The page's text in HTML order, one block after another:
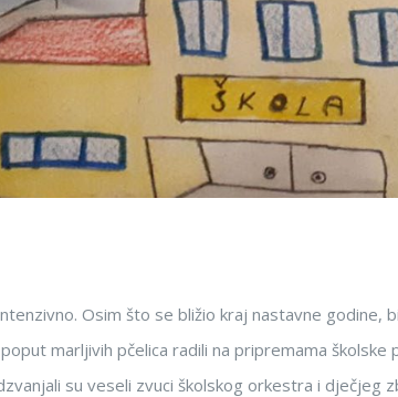
Osim što se bližio kraj nastavne
marljivih pčelica radili na pripremama
su veseli zvuci školskog orkestra i